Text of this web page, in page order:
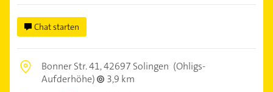
Chat starten
Bonner Str. 41,42697 Solingen (Ohligs-
Aufderhöhe)
3,9 km